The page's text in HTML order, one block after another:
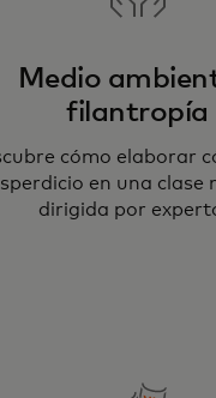
Medio
filantropía
cómo elaborar
en una clase
dirigida por